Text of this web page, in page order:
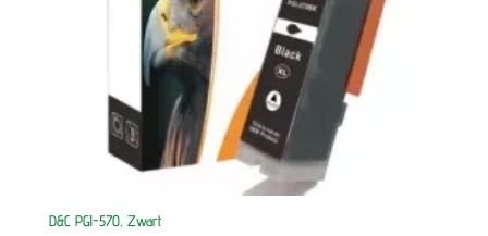
D&C PGI-570, Zwart